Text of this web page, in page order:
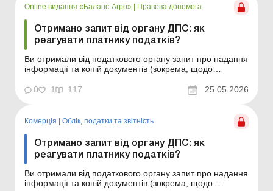
Online видання «Баланс-Агро» | Правова допомога
Отримано запит від органу ДПС: як
реагувати платнику податків?
Ви отримали від податкового органу запит про надання
інформації та копій документів (зокрема, щодо
середньої зарплати, яка на підприємстві нижче, ніж у
відповідної галузі, тощо) і не знаєте, чи відповідати на
0 1 117 25.05.2026
Комерція | Облік, податки та звiтнiсть
Отримано запит від органу ДПС: як
реагувати платнику податків?
Ви отримали від податкового органу запит про надання
інформації та копій документів (зокрема, щодо